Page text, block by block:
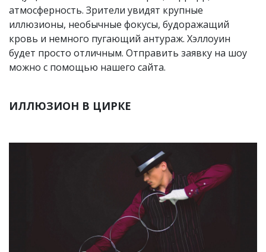
атмосферность. Зрители увидят крупные
иллюзионы, необычные фокусы, будоражащий
кровь и немного пугающий антураж. Хэллоуин
будет просто отличным. Отправить заявку на шоу
можно с помощью нашего сайта.
ИЛЛЮЗИОН В ЦИРКЕ